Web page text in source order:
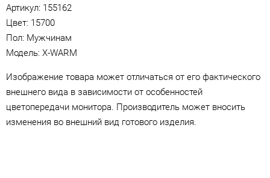
Артикул: 155162
Цвет: 15700
Пол: Мужчинам
Модель: X-WARM
Изображение товара может отличаться от его фактического
внешнего вида в зависимости от особенностей
цветопередачи монитора. Производитель может вносить
изменения во внешний вид готового изделия.